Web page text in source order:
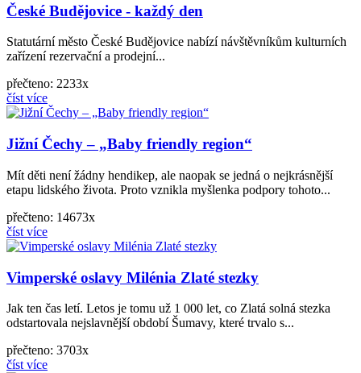
České Budějovice - každý den
Statutární město České Budějovice nabízí návštěvníkům kulturních
zařízení rezervační a prodejní...
přečteno: 2233x
číst více
Jižní Čechy – „Baby friendly region“
Mít děti není žádny hendikep, ale naopak se jedná o nejkrásnější
etapu lidského života. Proto vznikla myšlenka podpory tohoto...
přečteno: 14673x
číst více
Vimperské oslavy Milénia Zlaté stezky
Jak ten čas letí. Letos je tomu už 1 000 let, co Zlatá solná stezka
odstartovala nejslavnější období Šumavy, které trvalo s...
přečteno: 3703x
číst více